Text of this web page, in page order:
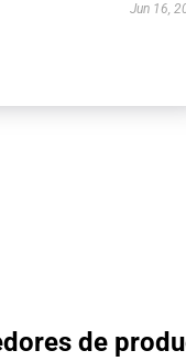
Jun 16,
de